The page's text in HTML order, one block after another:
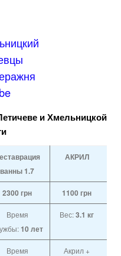
и Хмельницкой
ванны 1.7
АКРИЛ
2300 грн 1100 грн
Время
10 лет
Вес:3.1 кг
Время
Акрил +